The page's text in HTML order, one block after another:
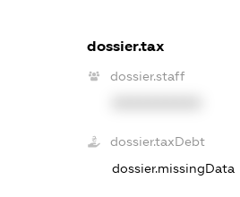
dossier.tax
dossier.staff
dossier.taxDebt
dossier.missingData